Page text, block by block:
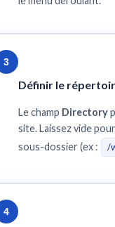
3
Définir le
Le champ Directory
site. Laissez vide
sous-dossier (ex :
/
4